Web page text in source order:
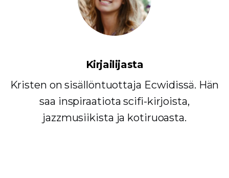
Kirjailijasta
Kristen on sisällöntuottaja Ecwidissä. Hän
saa inspiraatiota scifi-kirjoista,
jazzmusiikista ja kotiruoasta.